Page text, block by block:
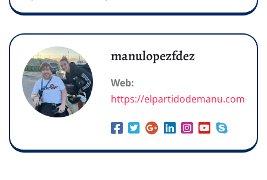
manulopezfdez
Web:
https://elpartidodemanu.com